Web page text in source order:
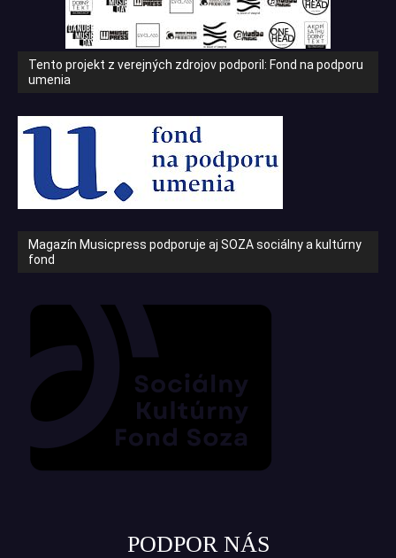
Tento projekt z verejných zdrojov podporil: Fond na podporu
umenia
Magazín Musicpress podporuje aj SOZA sociálny a kultúrny
fond
PODPOR NÁS